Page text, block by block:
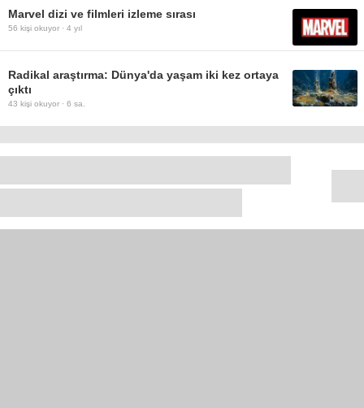
Marvel dizi ve filmleri izleme sırası
56 kişi okuyor · 4 yıl
Radikal araştırma: Dünya'da yaşam iki kez ortaya
çıktı
43 kişi okuyor · 6 sa.